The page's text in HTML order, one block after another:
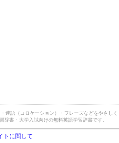
連語（コロケーション）・フレーズなどをやさしく
辞書・大学入試向けの無料英語学習辞書です。
トに関して